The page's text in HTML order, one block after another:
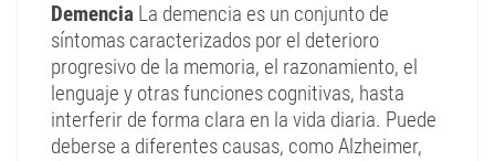
Demencia La demencia es un conjunto de
síntomas caracterizados por el deterioro
progresivo de la memoria, el razonamiento, el
lenguaje y otras funciones cognitivas, hasta
interferir de forma clara en la vida diaria. Puede
deberse a diferentes causas, como Alzheimer,